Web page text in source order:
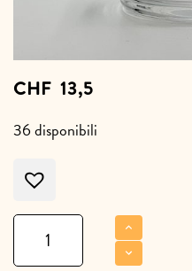
CHF 13,5
36 disponibili
Vaso
vetro